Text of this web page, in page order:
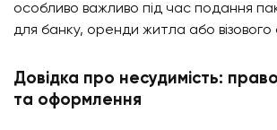
особливо важливо під час подання
для банку, оренди житла або візового
Довідка про несудимість:
та оформлення